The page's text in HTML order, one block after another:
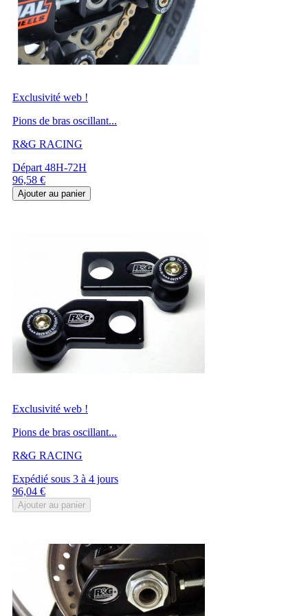
Exclusivité web !
Pions de bras oscillant...
R&G RACING
Départ 48H-72H
Prix
96,58 €
Ajouter au panier
Exclusivité web !
Pions de bras oscillant...
R&G RACING
Expédié sous 3 à 4 jours
Prix
96,04 €
Ajouter au panier